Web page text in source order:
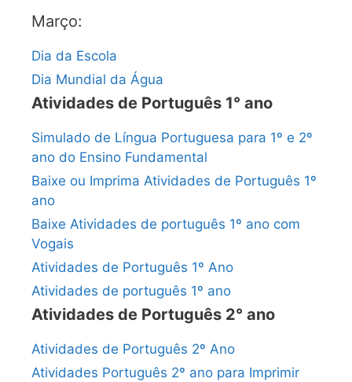
Março:
Dia da Escola
Dia Mundial da Água
Atividades de Português 1° ano
Simulado de Língua Portuguesa para 1º e 2º
ano do Ensino Fundamental
Baixe ou Imprima Atividades de Português 1º
ano
Baixe Atividades de português 1º ano com
Vogais
Atividades de Português 1º Ano
Atividades de português 1º ano
Atividades de Português 2° ano
Atividades de Português 2º Ano
Atividades Português 2º ano para Imprimir